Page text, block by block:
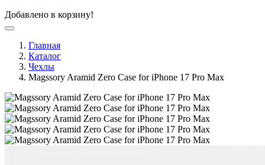
Добавлено в корзину!
Главная
Каталог
Чехлы
Magssory Aramid Zero Case for iPhone 17 Pro Max